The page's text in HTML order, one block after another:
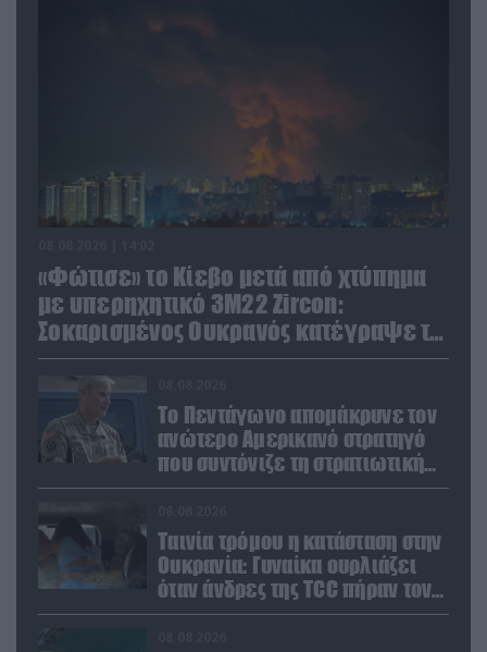
«Φώτισε» το Κίεβο μετά από χτύπημα
με υπερηχητικό 3M22 Zircon:
Σοκαρισμένος Ουκρανός κατέγραψε τη
στιγμή (βίντεο)
Το Πεντάγωνο απομάκρυνε τον
ανώτερο Αμερικανό στρατηγό
που συντόνιζε τη στρατιωτική
βοήθεια προς την Ουκρανία
Ταινία τρόμου η κατάσταση στην
Ουκρανία: Γυναίκα ουρλιάζει
όταν άνδρες της TCC πήραν τον
σύντροφό της (βίντεο)